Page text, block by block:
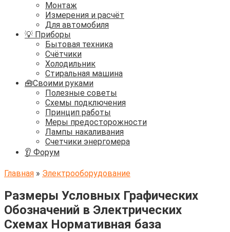
Монтаж
Измерения и расчёт
Для автомобиля
💡 Приборы
Бытовая техника
Счётчики
Холодильник
Стиральная машина
🧰Своими руками
Полезные советы
Схемы подключения
Принцип работы
Меры предосторожности
Лампы накаливания
Счетчики энергомера
👂 Форум
Главная » Электрооборудование
Размеры Условных Графических
Обозначений в Электрических
Схемах Нормативная база